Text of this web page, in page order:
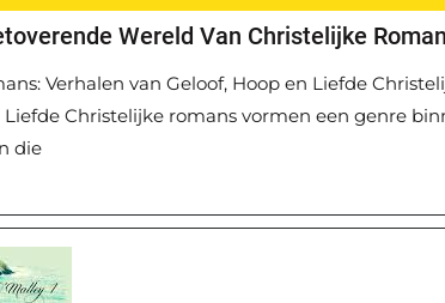
Wereld Van Christelijke
Verhalen van Geloof, Hoop en Liefde
Liefde Christelijke romans vormen een genre
die